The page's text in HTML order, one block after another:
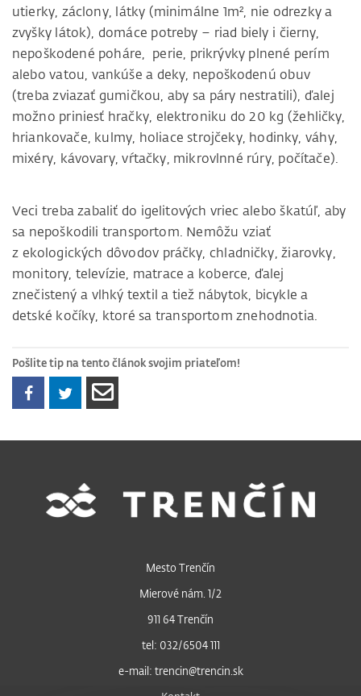
utierky, záclony, látky (minimálne 1m², nie odrezky a
zvyšky látok), domáce potreby – riad biely i čierny,
nepoškodené poháre, perie, prikrývky plnené perím
alebo vatou, vankúše a deky, nepoškodenú obuv
(treba zviazať gumičkou, aby sa páry nestratili), ďalej
možno priniesť hračky, elektroniku do 20 kg (žehličky,
hriankovače, kulmy, holiace strojčeky, hodinky, váhy,
mixéry, kávovary, vŕtačky, mikrovlnné rúry, počítače).
Veci treba zabaliť do igelitových vriec alebo škatúľ, aby
sa nepoškodili transportom. Nemôžu vziať
z ekologických dôvodov práčky, chladničky, žiarovky,
monitory, televízie, matrace a koberce, ďalej
znečistený a vlhký textil a tiež nábytok, bicykle a
detské kočíky, ktoré sa transportom znehodnotia.
Pošlite tip na tento článok svojim priateľom!
Mesto Trenčín
Mierové nám. 1/2
911 64 Trenčín
tel: 032/6504 111
e-mail: trencin@trencin.sk